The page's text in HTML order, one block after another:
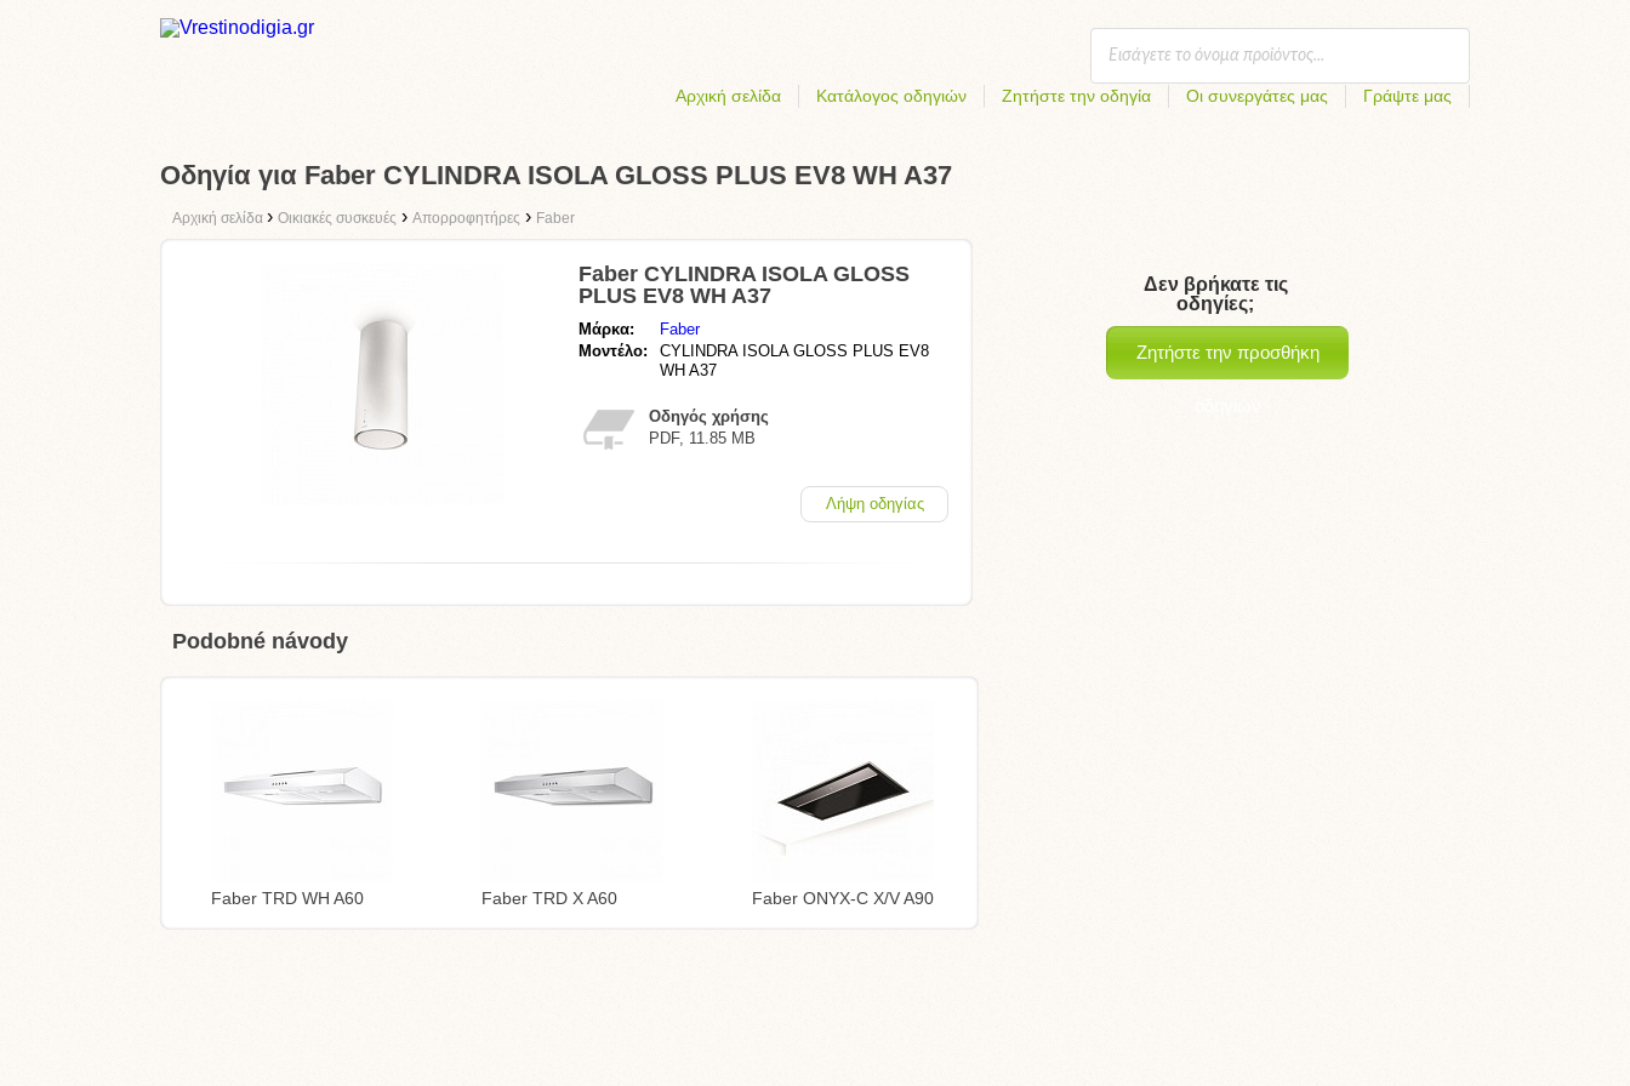
Αρχική σελίδα Κατάλογος οδηγιών Ζητήστε την οδηγία Οι συνεργάτες μας Γράψτε μας
Οδηγία για Faber CYLINDRA ISOLA GLOSS PLUS EV8 WH A37
Αρχική σελίδα › Οικιακές συσκευές › Απορροφητήρες › Faber
Faber CYLINDRA ISOLA GLOSS
PLUS EV8 WH A37
Μάρκα:
Faber
Μοντέλο:
CYLINDRA ISOLA GLOSS PLUS EV8
WH A37
Οδηγός χρήσης
PDF, 11.85 MB
Λήψη οδηγίας
Podobné návody
Faber TRD WH A60 Faber TRD X A60 Faber ONYX-C X/V A90
Δεν βρήκατε τις
οδηγίες;
Ζητήστε την προσθήκη